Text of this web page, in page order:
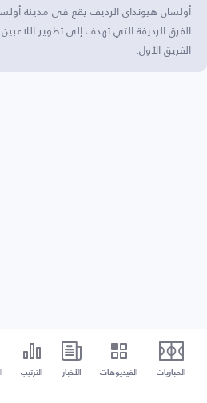
أولسان هيونداي الرديف يقع في مدينة
الفرق الرديفة التي تهدف إلى تطوير
الفريق الأول.
المباريات الفيديوهات الأخبار الترتيب